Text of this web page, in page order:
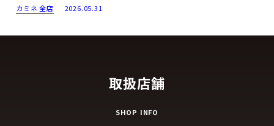
ーブルーまたはローズベージュのアリゲーターレザーストラッ
女性用にデザインされた新しい「トラディショナル・エクスト
高く評価される厚さ4.05㎜の自社製キャリバー1120 QPが搭載
カミネ 全店 2026.05.31
取扱店舗
SHOP INFO